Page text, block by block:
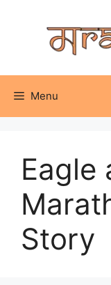
Menu
Eagle
Story